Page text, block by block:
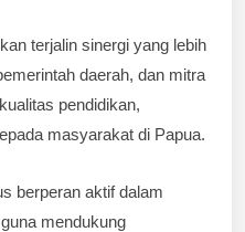
terjalin sinergi yang lebih
daerah, dan mitra
pendidikan,
masyarakat di Papua.
berperan aktif dalam
mendukung